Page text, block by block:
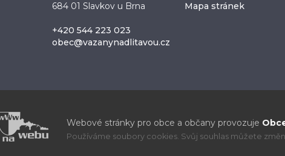
684 01 Slavkov u Brna
+420 544 223 023
obec@vazanynadlitavou.cz
Mapa stránek
Webové stránky pro obce a občany provozuje
Používáme soubory cookies. Svůj souhlas můžete